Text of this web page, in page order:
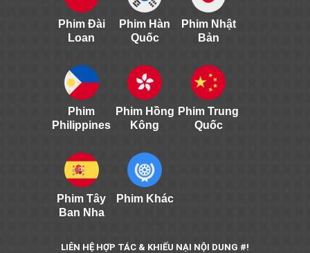
Phim Đài
Loan
Phim Hàn
Quốc
Phim Nhật
Bản
Phim
Philippines
Phim Hồng
Kông
Phim Trung
Quốc
Phim Tây
Ban Nha
Phim Khác
LIÊN HỆ HỢP TÁC & KHIẾU NẠI NỘI DUNG #!